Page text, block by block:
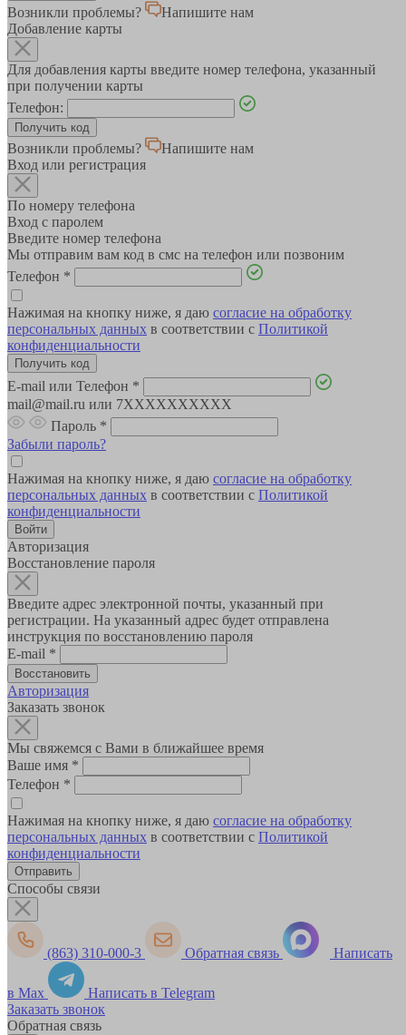
Возникли проблемы?
Напишите нам
Добавление карты
Для добавления карты введите номер телефона, указанный
при получении карты
Телефон:
Возникли проблемы?
Напишите нам
Вход или регистрация
По номеру телефона
Вход с паролем
Введите номер телефона
Мы отправим вам код в смс на телефон или позвоним
Телефон *
Нажимая на кнопку ниже, я даю согласие на обработку
персональных данных в соответствии с Политикой
конфиденциальности
E-mail или Телефон *
mail@mail.ru или 7XXXXXXXXXX
Пароль *
Забыли пароль?
Нажимая на кнопку ниже, я даю согласие на обработку
персональных данных в соответствии с Политикой
конфиденциальности
Авторизация
Восстановление пароля
Введите адрес электронной почты, указанный при
регистрации. На указанный адрес будет отправлена
инструкция по восстановлению пароля
E-mail *
Авторизация
Заказать звонок
Мы свяжемся с Вами в ближайшее время
Ваше имя *
Телефон *
Нажимая на кнопку ниже, я даю согласие на обработку
персональных данных в соответствии с Политикой
конфиденциальности
Способы связи
(863) 310-000-3 Обратная связь Написать
в Max
Написать в Telegram
Заказать звонок
Обратная связь